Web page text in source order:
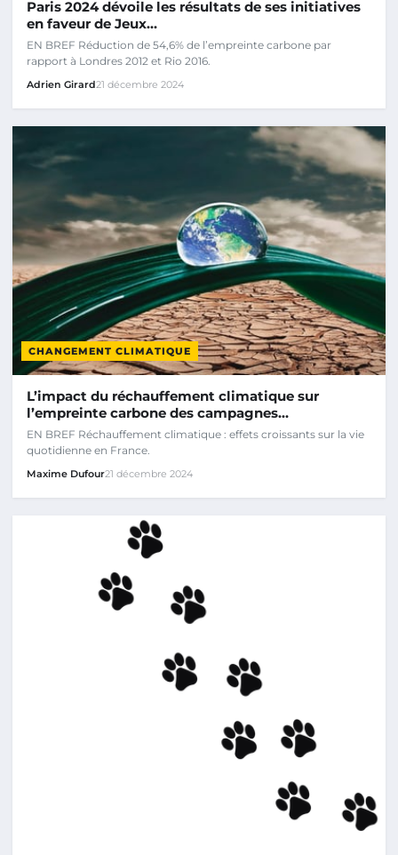
Paris 2024 dévoile les résultats de ses initiatives
en faveur de Jeux…
EN BREF Réduction de 54,6% de l’empreinte carbone par
rapport à Londres 2012 et Rio 2016.
Adrien Girard21 décembre 2024
CHANGEMENT CLIMATIQUE
L’impact du réchauffement climatique sur
l’empreinte carbone des campagnes…
EN BREF Réchauffement climatique : effets croissants sur la vie
quotidienne en France.
Maxime Dufour21 décembre 2024